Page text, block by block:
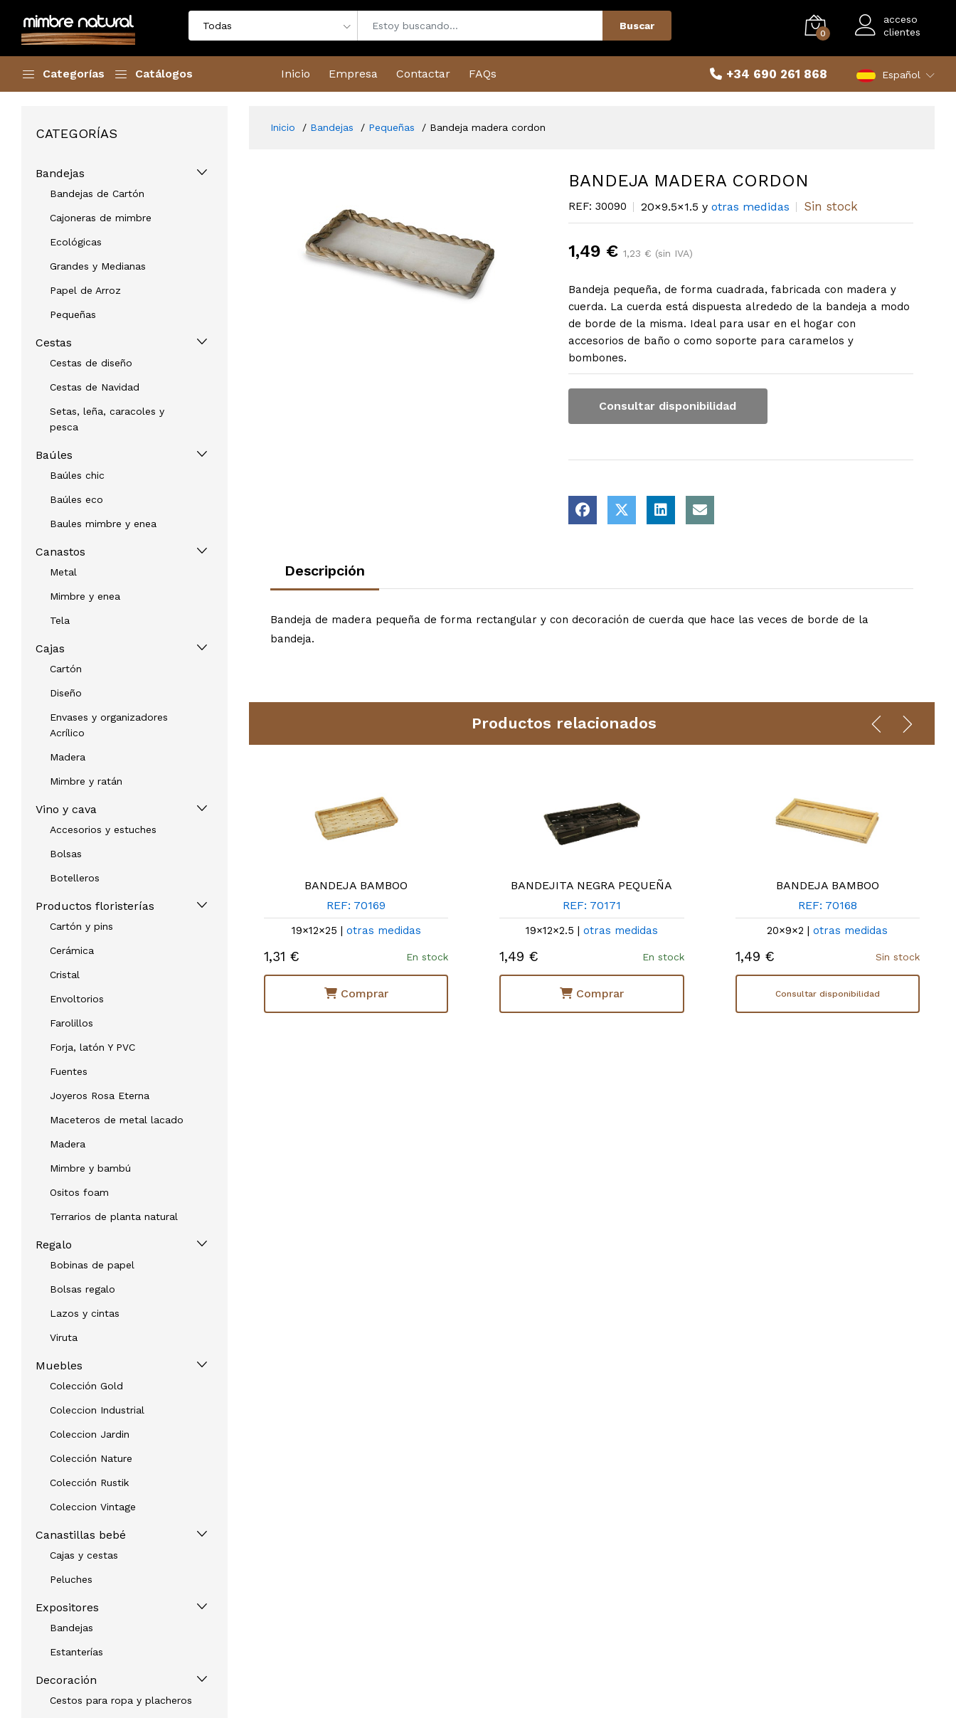
Buscar
0
acceso
clientes
Categorías Catálogos Inicio Empresa Contactar FAQs +34 690 261 868 Español
CATEGORÍAS
Bandejas
Bandejas de Cartón
Cajoneras de mimbre
Ecológicas
Grandes y Medianas
Papel de Arroz
Pequeñas
Cestas
Cestas de diseño
Cestas de Navidad
Setas, leña, caracoles y
pesca
Baúles
Baúles chic
Baúles eco
Baules mimbre y enea
Canastos
Metal
Mimbre y enea
Tela
Cajas
Cartón
Diseño
Envases y organizadores
Acrílico
Madera
Mimbre y ratán
Vino y cava
Accesorios y estuches
Bolsas
Botelleros
Productos floristerías
Cartón y pins
Cerámica
Cristal
Envoltorios
Farolillos
Forja, latón Y PVC
Fuentes
Joyeros Rosa Eterna
Maceteros de metal lacado
Madera
Mimbre y bambú
Ositos foam
Terrarios de planta natural
Regalo
Bobinas de papel
Bolsas regalo
Lazos y cintas
Viruta
Muebles
Colección Gold
Coleccion Industrial
Coleccion Jardin
Colección Nature
Colección Rustik
Coleccion Vintage
Canastillas bebé
Cajas y cestas
Peluches
Expositores
Bandejas
Estanterías
Decoración
Cestos para ropa y placheros
Inicio Bandejas Pequeñas Bandeja madera cordon
BANDEJA MADERA CORDON
REF: 30090 20×9.5×1.5 y otras medidas Sin stock
1,49 € 1,23 € (sin IVA)
Bandeja pequeña, de forma cuadrada, fabricada con madera y
cuerda. La cuerda está dispuesta alrededo de la bandeja a modo
de borde de la misma. Ideal para usar en el hogar con
accesorios de baño o como soporte para caramelos y
bombones.
Consultar disponibilidad
Descripción
Bandeja de madera pequeña de forma rectangular y con decoración de cuerda que hace las veces de borde de la
bandeja.
Productos relacionados
BANDEJA BAMBOO
REF: 70174A
30×20×2.2 |
1,68 €
Consultar disponibilidad
BANDEJA BAMBOO
REF: 70169
19×12×25 | otras medidas
1,31 € En stock
Comprar
BANDEJITA NEGRA PEQUEÑA
REF: 70171
19×12×2.5 | otras medidas
1,49 € En stock
Comprar
BANDEJA BAMBOO
REF: 70168
20×9×2 |otras medidas
1,49 € Sin stock
Consultar disponibilidad